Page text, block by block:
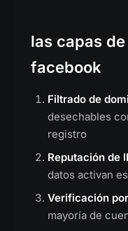
las capas
facebook
Filtrado de
desechables
registro
Reputación de
datos activan
Verificación
mayoría de